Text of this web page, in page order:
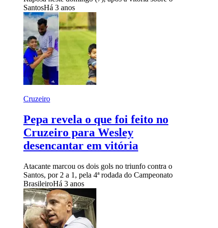
SantosHá 3 anos
Cruzeiro
Pepa revela o que foi feito no
Cruzeiro para Wesley
desencantar em vitória
Atacante marcou os dois gols no triunfo contra o
Santos, por 2 a 1, pela 4ª rodada do Campeonato
BrasileiroHá 3 anos